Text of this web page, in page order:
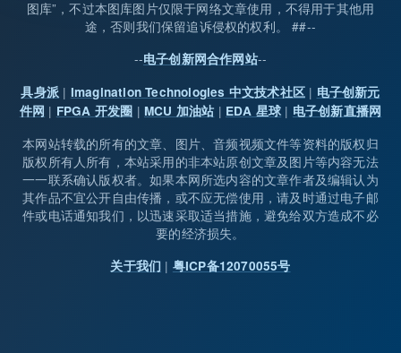
图库”，不过本图库图片仅限于网络文章使用，不得用于其他用
途，否则我们保留追诉侵权的权利。 ##--
--电子创新网合作网站--
具身派 | Imagination Technologies 中文技术社区| 电子创新元
件网 | FPGA 开发圈 | MCU 加油站 | EDA 星球 | 电子创新直播网
本网站转载的所有的文章、图片、音频视频文件等资料的版权归
版权所有人所有，本站采用的非本站原创文章及图片等内容无法
一一联系确认版权者。如果本网所选内容的文章作者及编辑认为
其作品不宜公开自由传播，或不应无偿使用，请及时通过电子邮
件或电话通知我们，以迅速采取适当措施，避免给双方造成不必
要的经济损失。
关于我们 | 粤ICP备12070055号